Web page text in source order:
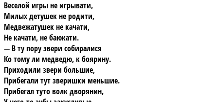
Веселой игры не игрывати,
Милых детушек не родити,
Медвежатушек не качати,
Не качати, не баюкати.
— В ту пору звери собиралися
Ко тому ли медведю, к боярину.
Приходили звери большие,
Прибегали тут зверишки меньшие.
Прибегал туто волк дворянин,